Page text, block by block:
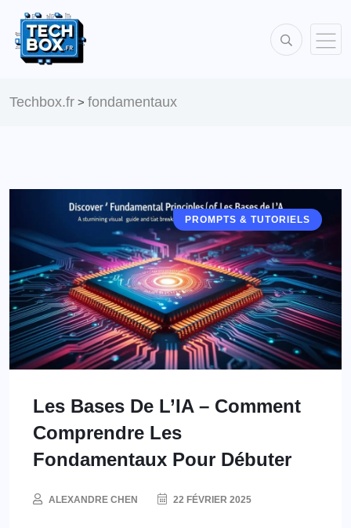
Techbox.fr > fondamentaux
PROMPTS & TUTORIELS
Les Bases De L’IA – Comment
Comprendre Les
Fondamentaux Pour Débuter
ALEXANDRE CHEN 22 FÉVRIER 2025